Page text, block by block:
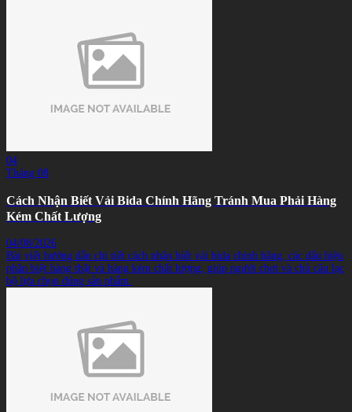
04
Tháng 08
Cách Nhận Biết Vải Bida Chính Hãng Tránh Mua Phải Hàng
Kém Chất Lượng
04/08/2026
Bài viết hướng dẫn chi tiết cách nhận biết vải bida chính hãng, các dấu hiệu
phân biệt hàng thật và hàng kém chất lượng, giúp người chơi và chủ câu lạc
bộ lựa chọn đúng sản phẩm.